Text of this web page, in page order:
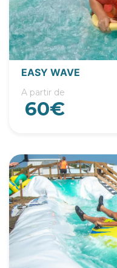
EASY WAVE
A partir de
60€